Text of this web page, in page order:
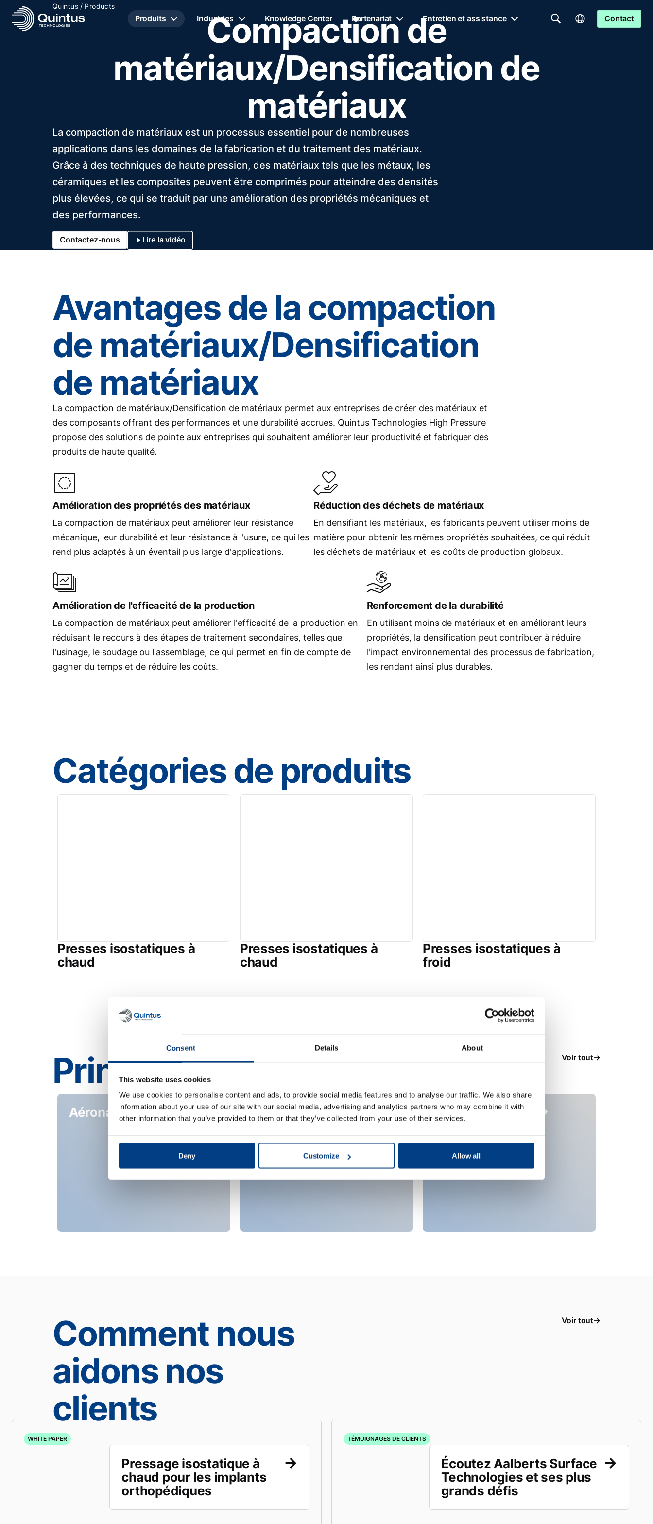
Consent Details About
This website uses cookies
We use cookies to personalise content and ads, to provide social media features and to analyse our traffic. We also share
information about your use of our site with our social media, advertising and analytics partners who may combine it with
other information that you’ve provided to them or that they’ve collected from your use of their services.
Deny Customize Allow all
Produits Industries Knowledge Center Partenariat Entretien et assistance Contact
Quintus / Products
Compaction de
matériaux/Densification de
matériaux
La compaction de matériaux est un processus essentiel pour de nombreuses
applications dans les domaines de la fabrication et du traitement des matériaux.
Grâce à des techniques de haute pression, des matériaux tels que les métaux, les
céramiques et les composites peuvent être comprimés pour atteindre des densités
plus élevées, ce qui se traduit par une amélioration des propriétés mécaniques et
des performances.
Contactez-nous Lire la vidéo
Avantages de la compaction
de matériaux/Densification
de matériaux
La compaction de matériaux/Densification de matériaux permet aux entreprises de créer des matériaux et
des composants offrant des performances et une durabilité accrues. Quintus Technologies High Pressure
propose des solutions de pointe aux entreprises qui souhaitent améliorer leur productivité et fabriquer des
produits de haute qualité.
Amélioration des propriétés des matériaux
La compaction de matériaux peut améliorer leur résistance
mécanique, leur durabilité et leur résistance à l'usure, ce qui les
rend plus adaptés à un éventail plus large d'applications.
Réduction des déchets de matériaux
En densifiant les matériaux, les fabricants peuvent utiliser moins de
matière pour obtenir les mêmes propriétés souhaitées, ce qui réduit
les déchets de matériaux et les coûts de production globaux.
Amélioration de l'efficacité de la production
La compaction de matériaux peut améliorer l'efficacité de la production en
réduisant le recours à des étapes de traitement secondaires, telles que
l'usinage, le soudage ou l'assemblage, ce qui permet en fin de compte de
gagner du temps et de réduire les coûts.
Renforcement de la durabilité
En utilisant moins de matériaux et en améliorant leurs
propriétés, la densification peut contribuer à réduire
l'impact environnemental des processus de fabrication,
les rendant ainsi plus durables.
Catégories de produits
Presses isostatiques à
chaud
Presses isostatiques à
chaud
Presses isostatiques à
froid
Principalement utilisés dans Voir tout
Aéronautique
Fournisseurs de
services
Implants
médicaux et
outils
Comment nous
aidons nos
clients
Voir tout
WHITE PAPER
Pressage isostatique à
chaud pour les implants
orthopédiques
TÉMOIGNAGES DE CLIENTS
Écoutez Aalberts Surface
Technologies et ses plus
grands défis